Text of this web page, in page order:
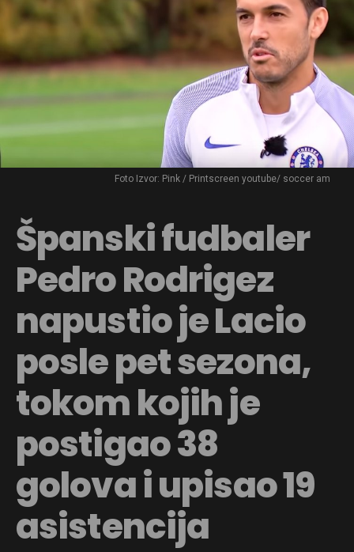
Foto Izvor: Pink / Printscreen youtube/ soccer am
Španski fudbaler
Pedro Rodrigez
napustio je Lacio
posle pet sezona,
tokom kojih je
postigao 38
golova i upisao 19
asistencija